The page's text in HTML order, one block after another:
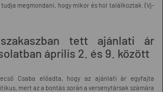
megmondani, hogy mikor és hol találkoztak. (Vj-
tett ajánlati ár
április 2. és 9. között
Csaba előadta, hogy az ajánlati ár egyfajta
mert az a bontás során a versenytársak számára